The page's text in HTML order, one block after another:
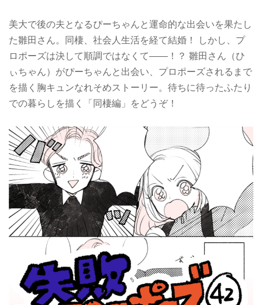
美大で後の夫となるぴーちゃんと運命的な出会いを果たし
た雛田さん。同棲、社会人生活を経て結婚！ しかし、プ
ロポーズは決して順調ではなくて――！？ 雛田さん（ひ
ぃちゃん）がぴーちゃんと出会い、プロポーズされるまで
を描く胸キュンなれそめストーリー。待ちに待ったふたり
での暮らしを描く「同棲編」をどうぞ！